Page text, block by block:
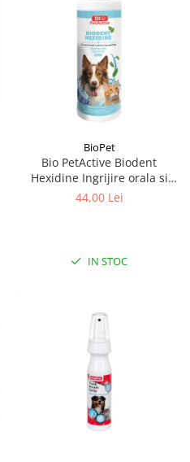
BioPet
Bio PetActive Biodent
Hexidine Ingrijire orala si
dentara pentru caini si pisici
44,00 Lei
IN STOC